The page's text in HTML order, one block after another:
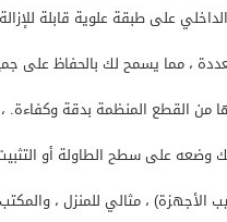
على طبقة علوية قابلة
، مما يسمح لك بالحفاظ على
من القطع المنظمة بدقة وكفاءة.
وضعه على سطح الطاولة أو
الأجهزة) ، مثالي للمنزل ،